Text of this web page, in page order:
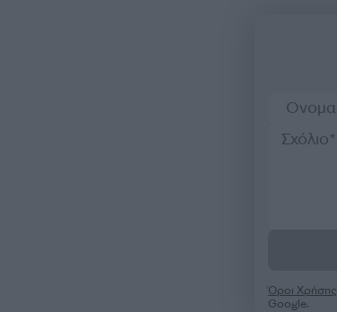
Όροι Χρήσης
Google.